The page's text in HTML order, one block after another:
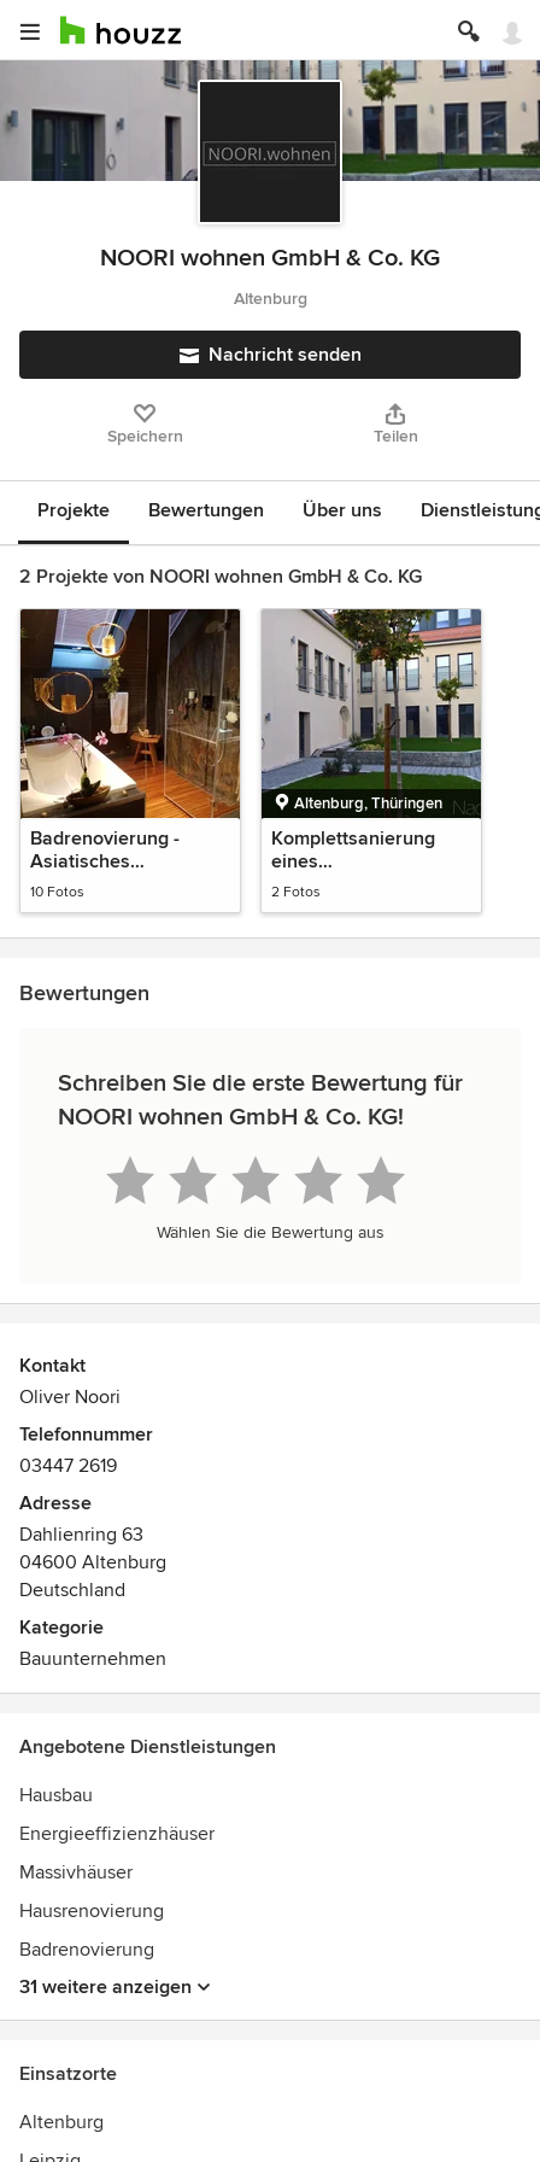
NOORI wohnen GmbH & Co. KG
Altenburg
Nachricht senden
Speichern Teilen
Projekte Bewertungen Über uns
2 Projekte von NOORI wohnen GmbH & Co. KG
Badrenovierung -
Asiatisches
Wellnesskonzept
10 Fotos
Altenburg, Thüringen
Komplettsanierung
eines
Gewerbekomplexes
2 Fotos
Bewertungen
Schreiben Sie die erste Bewertung für
NOORI wohnen GmbH & Co. KG!
Wählen Sie die Bewertung aus
Kontakt
Oliver Noori
Telefonnummer
03447 2619
Adresse
Dahlienring 63
04600 Altenburg
Deutschland
Kategorie
Bauunternehmen
Angebotene Dienstleistungen
Hausbau
Energieeffizienzhäuser
Massivhäuser
Hausrenovierung
Badrenovierung
31 weitere anzeigen
Einsatzorte
Altenburg